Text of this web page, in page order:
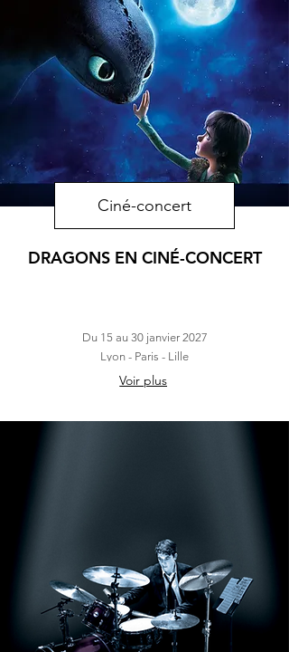
Ciné-concert
DRAGONS EN CINÉ-CONCERT
Du 15 au 30 janvier 2027
Lyon - Paris - Lille
Voir plus